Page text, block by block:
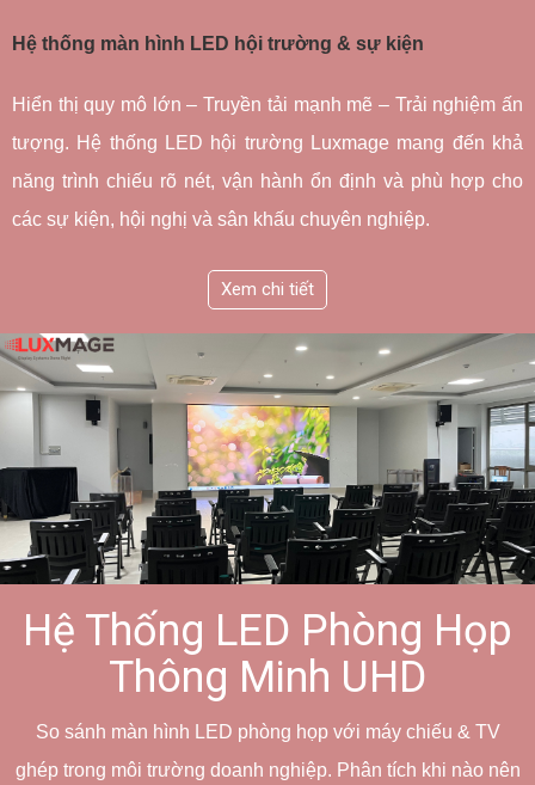
Hệ thống màn hình LED hội trường & sự kiện
Hiển thị quy mô lớn – Truyền tải mạnh mẽ – Trải nghiệm ấn
tượng. Hệ thống LED hội trường Luxmage mang đến khả
năng trình chiếu rõ nét, vận hành ổn định và phù hợp cho
các sự kiện, hội nghị và sân khấu chuyên nghiệp.
Xem chi tiết
Hệ Thống LED Phòng Họp
Thông Minh UHD
So sánh màn hình LED phòng họp với máy chiếu & TV
ghép trong môi trường doanh nghiệp. Phân tích khi nào nên